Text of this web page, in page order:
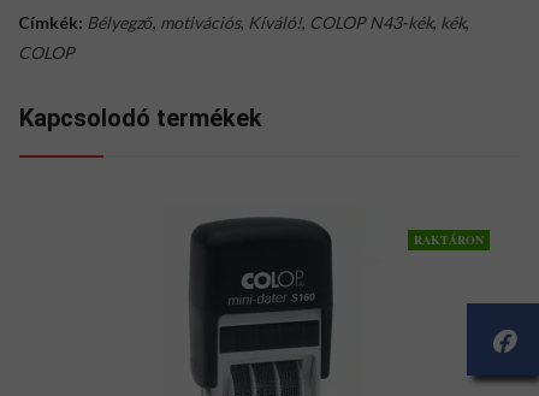
Címkék: Bélyegző, motivációs, Kíváló!, COLOP N43-kék, kék,
COLOP
Kapcsolodó termékek
RAKTÁRON